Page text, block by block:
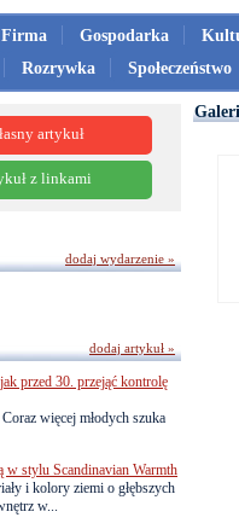
Firma Gospodarka
Rozrywka Społeczeństwo
artykuł
z linkami
dodaj wydarzenie »
przed 30. przejąć kontrolę
więcej młodych szuka
w stylu Scandinavian Warmth
i kolory ziemi o głębszych
w...
dodaj artykuł »